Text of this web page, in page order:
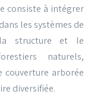
consiste à intégrer
les systèmes de
la structure et le
naturels,
couverture arborée
diversifiée.